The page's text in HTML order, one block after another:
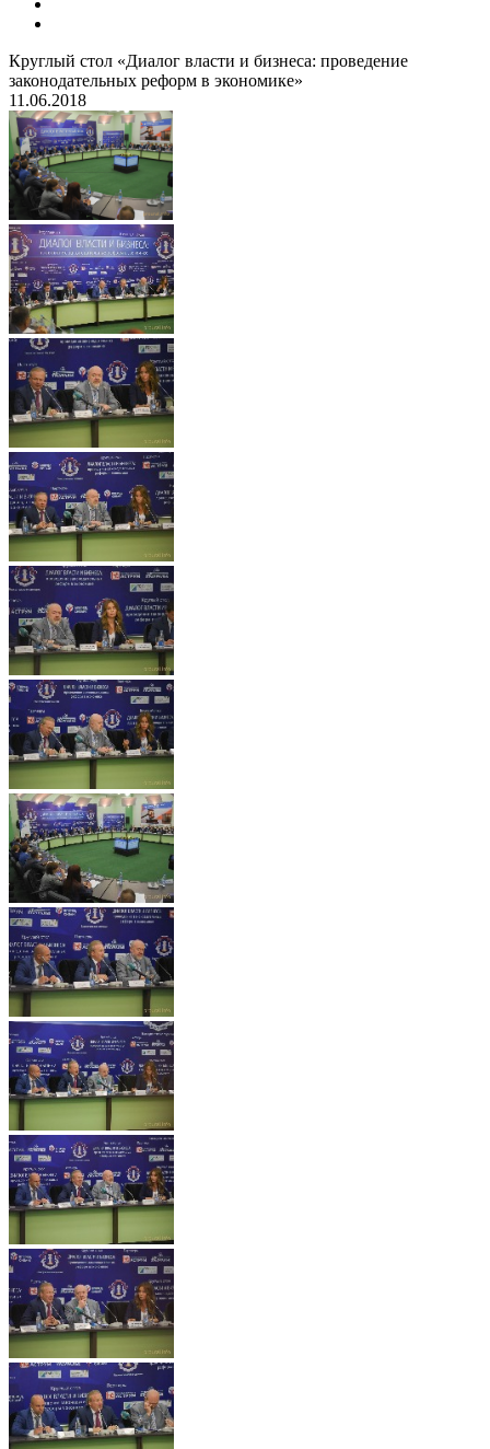
Круглый стол «Диалог власти и бизнеса: проведение
законодательных реформ в экономике»
11.06.2018